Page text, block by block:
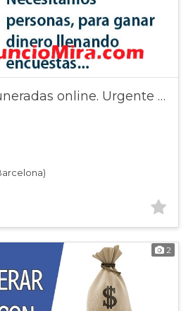
Encuestas remuneradas online. Urgente se necesita.
2